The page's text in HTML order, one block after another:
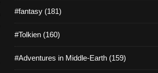
#fantasy (181)
#Tolkien (160)
#Adventures in Middle-Earth (159)